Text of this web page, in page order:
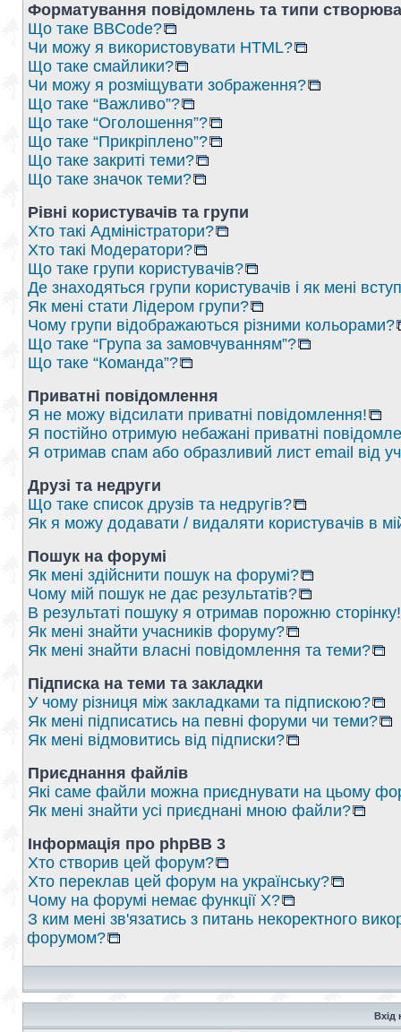
Форматування повідомлень та типи
Що таке BBCode?
Чи можу я використовувати HTML?
Що таке смайлики?
Чи можу я розміщувати зображення?
Що таке “Важливо”?
Що таке “Оголошення”?
Що таке “Прикріплено”?
Що таке закриті теми?
Що таке значок теми?
Рівні користувачів та групи
Хто такі Адміністратори?
Хто такі Модератори?
Що таке групи користувачів?
Де знаходяться групи користувачів і як мені
Як мені стати Лідером групи?
Чому групи відображаються різними кольорами?
Що таке “Група за замовчуванням”?
Що таке “Команда”?
Приватні повідомлення
Я не можу відсилати приватні повідомлення!
Я постійно отримую небажані приватні
Я отримав спам або образливий лист email від
Друзі та недруги
Що таке список друзів та недругів?
Як я можу додавати / видаляти користувачів в
Пошук на форумі
Як мені здійснити пошук на форумі?
Чому мій пошук не дає результатів?
В результаті пошуку я отримав порожню сторінку!
Як мені знайти учасників форуму?
Як мені знайти власні повідомлення та теми?
Підписка на теми та закладки
У чому різниця між закладками та підпискою?
Як мені підписатись на певні форуми чи теми?
Як мені відмовитись від підписки?
Приєднання файлів
Які саме файли можна приєднувати на цьому
Як мені знайти усі приєднані мною файли?
Інформація про phpBB 3
Хто створив цей форум?
Хто переклав цей форум на українську?
Чому на форумі немає функції X?
З ким мені зв'язатись з питань некоректного
форумом?
Вхід